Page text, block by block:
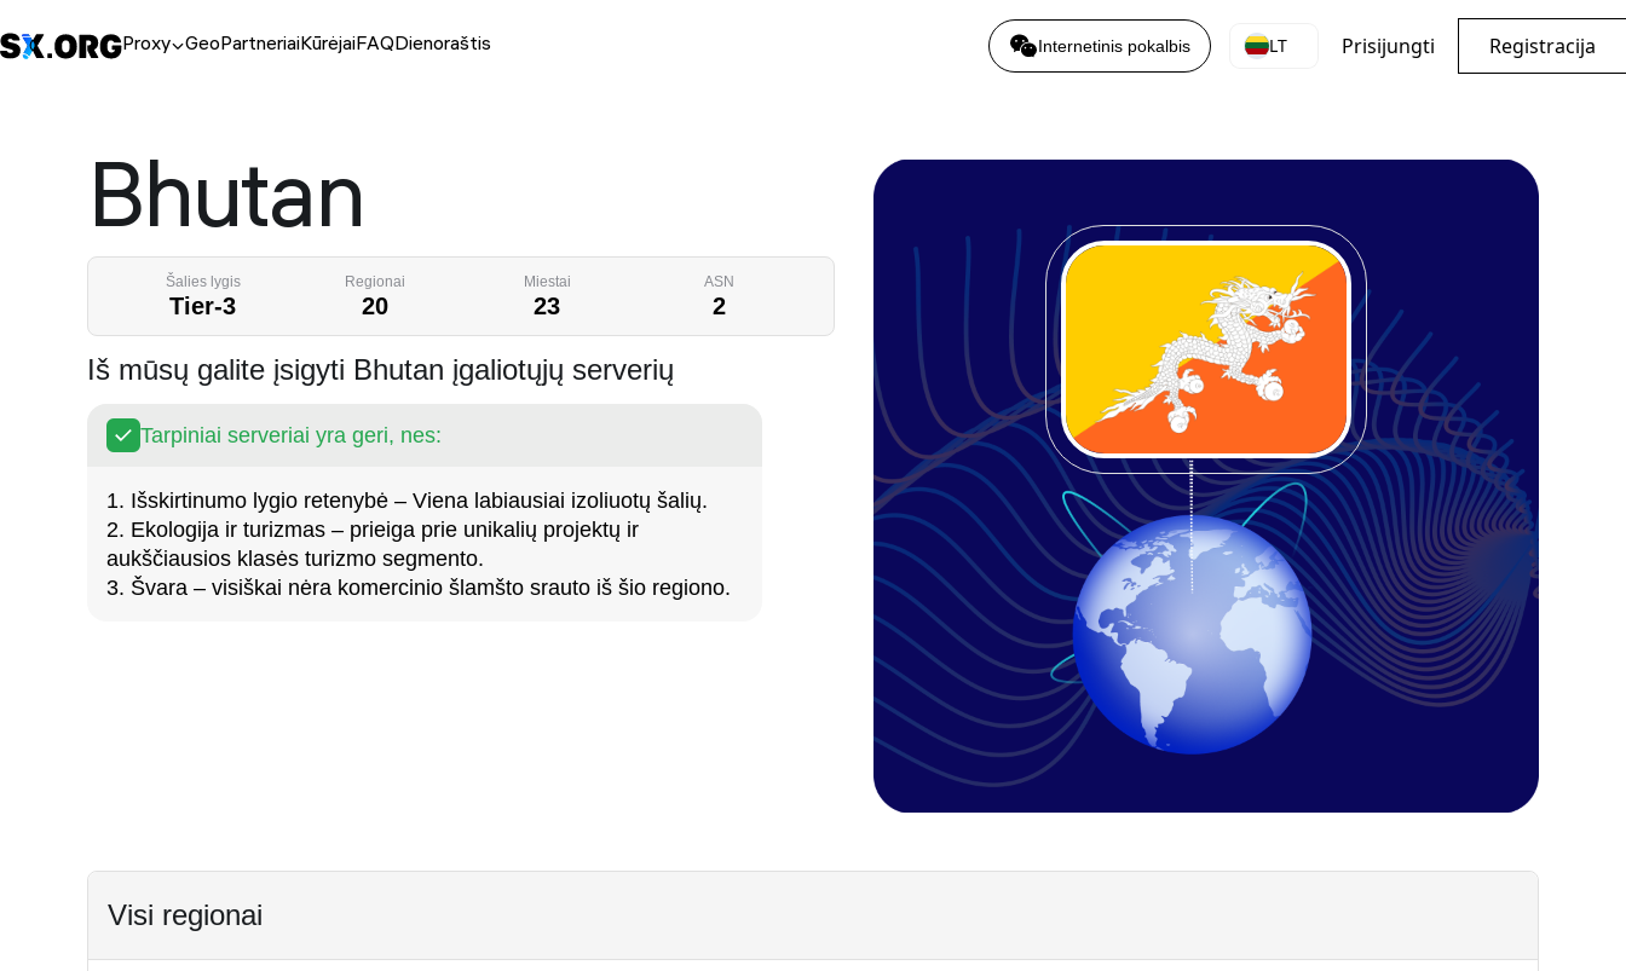
Proxy GeoPartneriaiKūrėjaiFAQDienoraštis Internetinis pokalbis LT Prisijungti Registracija
Bhutan
Šalies lygis
Tier-3
Regionai
20
Miestai
23
ASN
2
Iš mūsų galite įsigyti Bhutan įgaliotųjų serverių
Tarpiniai serveriai yra geri, nes:
1. Išskirtinumo lygio retenybė – Viena labiausiai izoliuotų šalių.
2. Ekologija ir turizmas – prieiga prie unikalių projektų ir
aukščiausios klasės turizmo segmento.
3. Švara – visiškai nėra komercinio šlamšto srauto iš šio regiono.
Visi regionai